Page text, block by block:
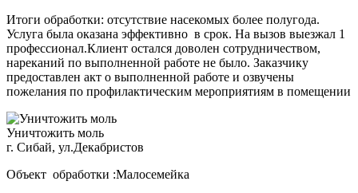
Итоги обработки: отсутствие насекомых более полугода.
Услуга была оказана эффективно в срок. На вызов выезжал 1
профессионал.Клиент остался доволен сотрудничеством,
нареканий по выполненной работе не было. Заказчику
предоставлен акт о выполненной работе и озвучены
пожелания по профилактическим мероприятиям в помещении
Уничтожить моль
г. Сибай, ул.Декабристов
Объект обработки :Малосемейка